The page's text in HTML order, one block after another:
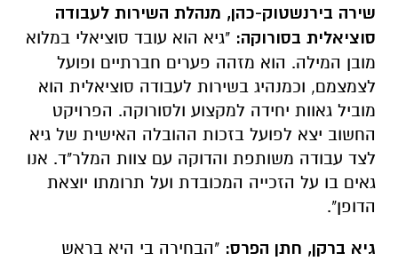
שירה בירנשטוק-כהן, מנהלת השירות לעבודה
סוציאלית בסורוקה: "גיא הוא עובד סוציאלי במלוא
מובן המילה. הוא מזהה פערים חברתיים ופועל
לצמצמם, וכמנהיג בשירות לעבודה סוציאלית הוא
מוביל גאוות יחידה למקצוע ולסורוקה. הפרויקט
החשוב יצא לפועל בזכות ההובלה האישית של גיא
לצד עבודה משותפת והדוקה עם צוות המלר"ד. אנו
גאים בו על הזכייה המכובדת ועל תרומתו יוצאת
הדופן".
גיא ברקן, חתן הפרס: "הבחירה בי היא בראש